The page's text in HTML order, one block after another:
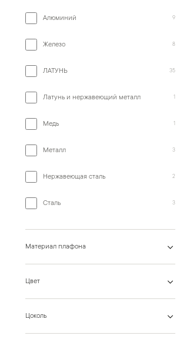
Алюминий 9
Железо 8
ЛАТУНЬ 35
Латунь и нержавеющий металл 1
Медь 1
Металл 3
Нержавеющая сталь 2
Сталь 3
Материал плафона
Цвет
Цоколь